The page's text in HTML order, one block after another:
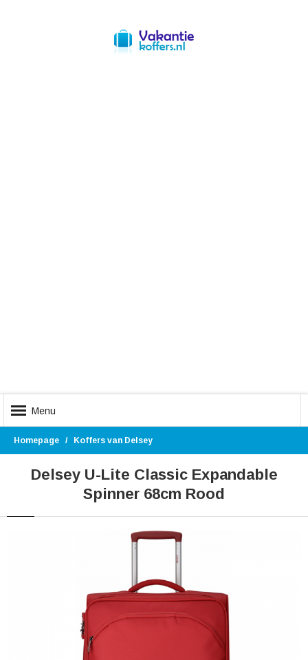
Menu
Homepage Koffers van Delsey
Delsey U-Lite Classic Expandable
Spinner 68cm Rood